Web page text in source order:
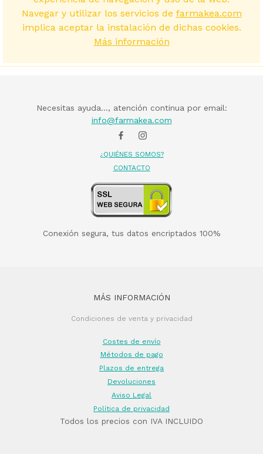
Navegar y utilizar los servicios de farmakea.com
implica aceptar la instalación de dichas cookies.
Más información
Necesitas ayuda..., atención continua por email:
info@farmakea.com
¿QUIÉNES SOMOS?
CONTACTO
Conexión segura, tus datos encriptados 100%
MÁS INFORMACIÓN
Condiciones de venta y privacidad
Costes de envío
Métodos de pago
Plazos de entrega
Devoluciones
Aviso Legal
Política de privacidad
Todos los precios con IVA INCLUIDO